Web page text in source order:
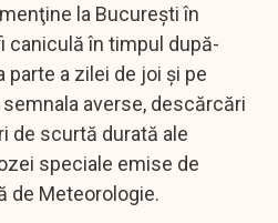
la Bucureşti în
caniculă în timpul după-
parte a zilei de joi şi pe
averse, descărcări
de scurtă durată ale
speciale emise de
de Meteorologie.